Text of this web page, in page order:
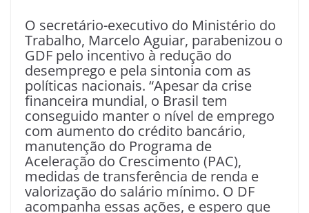
O secretário-executivo do Ministério do
Trabalho, Marcelo Aguiar, parabenizou o
GDF pelo incentivo à redução do
desemprego e pela sintonia com as
políticas nacionais. “Apesar da crise
financeira mundial, o Brasil tem
conseguido manter o nível de emprego
com aumento do crédito bancário,
manutenção do Programa de
Aceleração do Crescimento (PAC),
medidas de transferência de renda e
valorização do salário mínimo. O DF
acompanha essas ações, e espero que